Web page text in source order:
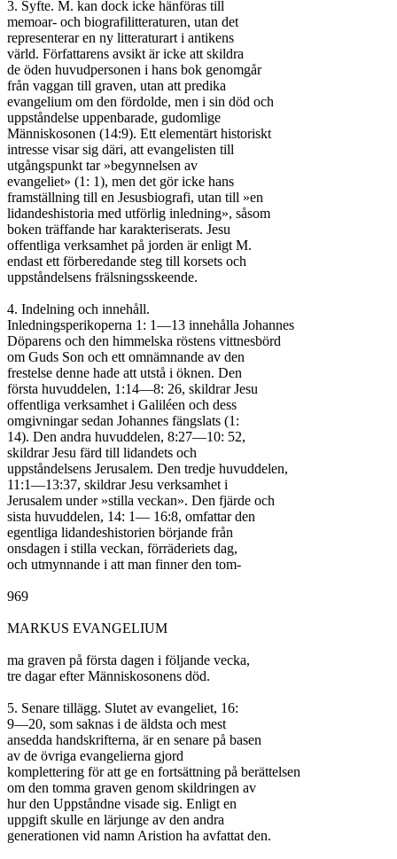
3. Syfte. M. kan dock icke hänföras till
memoar- och biografilitteraturen, utan det
representerar en ny litteraturart i antikens
värld. Författarens avsikt är icke att skildra
de öden huvudpersonen i hans bok genomgår
från vaggan till graven, utan att predika
evangelium om den fördolde, men i sin död och
uppståndelse uppenbarade, gudomlige
Människosonen (14:9). Ett elementärt historiskt
intresse visar sig däri, att evangelisten till
utgångspunkt tar »begynnelsen av
evangeliet» (1: 1), men det gör icke hans
framställning till en Jesusbiografi, utan till »en
lidandeshistoria med utförlig inledning», såsom
boken träffande har karakteriserats. Jesu
offentliga verksamhet på jorden är enligt M.
endast ett förberedande steg till korsets och
uppståndelsens frälsningsskeende.
4. Indelning och innehåll.
Inledningsperikoperna 1: 1—13 innehålla Johannes
Döparens och den himmelska röstens vittnesbörd
om Guds Son och ett omnämnande av den
frestelse denne hade att utstå i öknen. Den
första huvuddelen, 1:14—8: 26, skildrar Jesu
offentliga verksamhet i Galiléen och dess
omgivningar sedan Johannes fängslats (1:
14). Den andra huvuddelen, 8:27—10: 52,
skildrar Jesu färd till lidandets och
uppståndelsens Jerusalem. Den tredje huvuddelen,
11:1—13:37, skildrar Jesu verksamhet i
Jerusalem under »stilla veckan». Den fjärde och
sista huvuddelen, 14: 1— 16:8, omfattar den
egentliga lidandeshistorien börjande från
onsdagen i stilla veckan, förräderiets dag,
och utmynnande i att man finner den tom-
969
MARKUS EVANGELIUM
ma graven på första dagen i följande vecka,
tre dagar efter Människosonens död.
5. Senare tillägg. Slutet av evangeliet, 16:
9—20, som saknas i de äldsta och mest
ansedda handskrifterna, är en senare på basen
av de övriga evangelierna gjord
komplettering för att ge en fortsättning på berättelsen
om den tomma graven genom skildringen av
hur den Uppståndne visade sig. Enligt en
uppgift skulle en lärjunge av den andra
generationen vid namn Aristion ha avfattat den.